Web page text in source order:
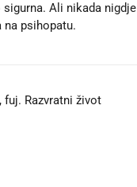
Ali nikada nigdje
psihopatu.
fuj. Razvratni život